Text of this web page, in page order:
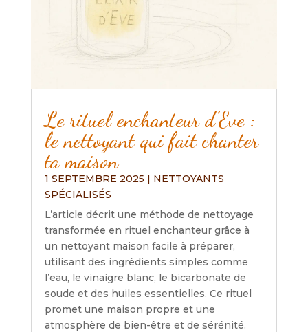
Le rituel enchanteur d’Eve :
le nettoyant qui fait chanter
ta maison
1 SEPTEMBRE 2025 | NETTOYANTS
SPÉCIALISÉS
L’article décrit une méthode de nettoyage
transformée en rituel enchanteur grâce à
un nettoyant maison facile à préparer,
utilisant des ingrédients simples comme
l’eau, le vinaigre blanc, le bicarbonate de
soude et des huiles essentielles. Ce rituel
promet une maison propre et une
atmosphère de bien-être et de sérénité.